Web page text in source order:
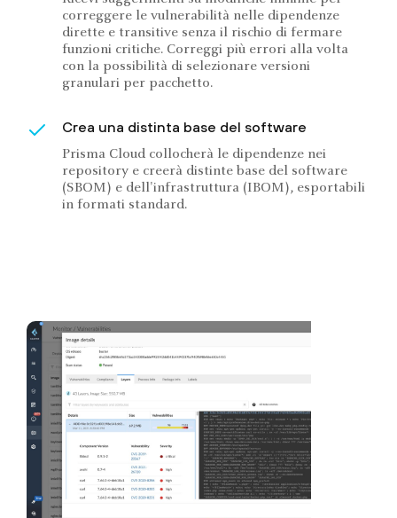
correggere le vulnerabilità nelle dipendenze
dirette e transitive senza il rischio di fermare
funzioni critiche. Correggi più errori alla volta
con la possibilità di selezionare versioni
granulari per pacchetto.
Crea una distinta base del software
Prisma Cloud collocherà le dipendenze nei
repository e creerà distinte base del software
(SBOM) e dell'infrastruttura (IBOM), esportabili
in formati standard.